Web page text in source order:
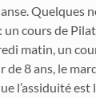
Quelques
cours de
matin, un
de 8 ans, le
l’assiduité est